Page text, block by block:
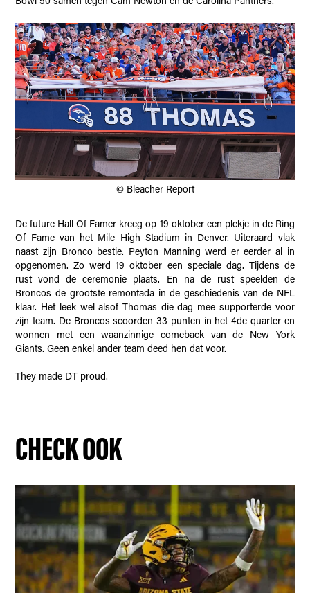
© Bleacher Report
De future Hall Of Famer kreeg op 19 oktober een plekje in de Ring
Of Fame van het Mile High Stadium in Denver. Uiteraard vlak
naast zijn Bronco bestie. Peyton Manning werd er eerder al in
opgenomen. Zo werd 19 oktober een speciale dag. Tijdens de
rust vond de ceremonie plaats. En na de rust speelden de
Broncos de grootste remontada in de geschiedenis van de NFL
klaar. Het leek wel alsof Thomas die dag mee supporterde voor
zijn team. De Broncos scoorden 33 punten in het 4de quarter en
wonnen met een waanzinnige comeback van de New York
Giants. Geen enkel ander team deed hen dat voor.
They made DT proud.
CHECK OOK